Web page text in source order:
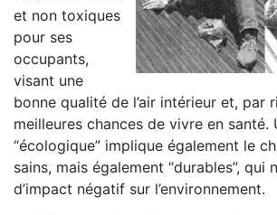
et non toxiques
pour ses
occupants,
visant une
bonne qualité de l’air intérieur et, par
meilleures chances de vivre en santé.
“écologique” implique également le
sains, mais également “durables”, qui
d’impact négatif sur l’environnement.